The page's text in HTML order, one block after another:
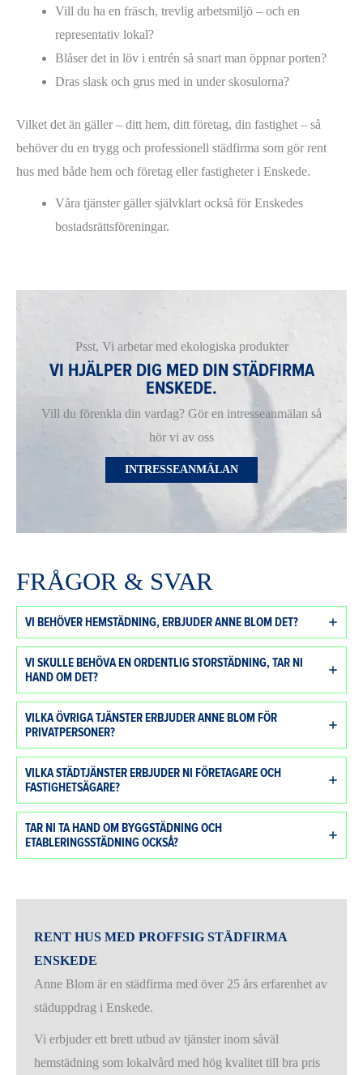
Vill du ha en fräsch, trevlig arbetsmiljö – och en
representativ lokal?
Blåser det in löv i entrén så snart man öppnar porten?
Dras slask och grus med in under skosulorna?
Vilket det än gäller – ditt hem, ditt företag, din fastighet – så
behöver du en trygg och professionell städfirma som gör rent
hus med både hem och företag eller fastigheter i Enskede.
Våra tjänster gäller självklart också för Enskedes
bostadsrättsföreningar.
Psst, Vi arbetar med ekologiska produkter
VI HJÄLPER DIG MED DIN STÄDFIRMA
ENSKEDE.
Vill du förenkla din vardag? Gör en intresseanmälan så
hör vi av oss
INTRESSEANMÄLAN
FRÅGOR & SVAR
VI BEHÖVER HEMSTÄDNING, ERBJUDER ANNE BLOM DET?
VI SKULLE BEHÖVA EN ORDENTLIG STORSTÄDNING, TAR NI
HAND OM DET?
VILKA ÖVRIGA TJÄNSTER ERBJUDER ANNE BLOM FÖR
PRIVATPERSONER?
VILKA STÄDTJÄNSTER ERBJUDER NI FÖRETAGARE OCH
FASTIGHETSÄGARE?
TAR NI TA HAND OM BYGGSTÄDNING OCH
ETABLERINGSSTÄDNING OCKSÅ?
RENT HUS MED PROFFSIG STÄDFIRMA
ENSKEDE
Anne Blom är en städfirma med över 25 års erfarenhet av
städuppdrag i Enskede.
Vi erbjuder ett brett utbud av tjänster inom såväl
hemstädning som lokalvård med hög kvalitet till bra pris